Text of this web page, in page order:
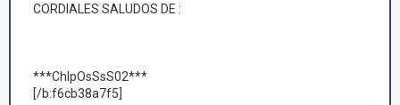
CORDIALES SALUDOS DE :
***ChIpOsSsS02***
[/b:f6cb38a7f5]